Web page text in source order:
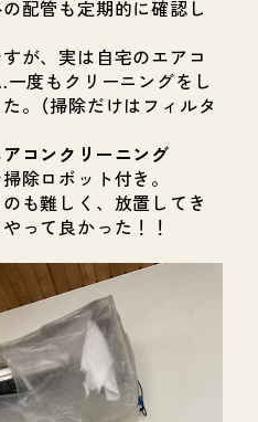
配管も定期的に確認し
が、実は自宅のエアコ
度もクリーニングをし
。（掃除だけはフィルタ
コンクリーニング
除ロボット付き。
も難しく、放置してき
って良かった！！